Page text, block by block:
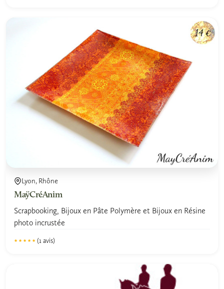
Lyon, Rhône
MaÿCréAnim
Scrapbooking, Bijoux en Pâte Polymère et Bijoux en Résine
photo incrustée
★★★★★
★★★★★ (1 avis)